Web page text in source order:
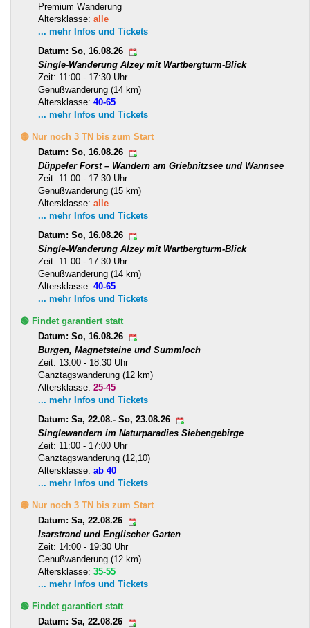
Premium Wanderung
Altersklasse: alle
... mehr Infos und Tickets
Datum: So, 16.08.26
Single-Wanderung Alzey mit Wartbergturm-Blick
Zeit: 11:00 - 17:30 Uhr
Genußwanderung (14 km)
Altersklasse: 40-65
... mehr Infos und Tickets
🟡 Nur noch 3 TN bis zum Start
Datum: So, 16.08.26
Düppeler Forst – Wandern am Griebnitzsee und Wannsee
Zeit: 11:00 - 17:30 Uhr
Genußwanderung (15 km)
Altersklasse: alle
... mehr Infos und Tickets
Datum: So, 16.08.26
Single-Wanderung Alzey mit Wartbergturm-Blick
Zeit: 11:00 - 17:30 Uhr
Genußwanderung (14 km)
Altersklasse: 40-65
... mehr Infos und Tickets
🟢 Findet garantiert statt
Datum: So, 16.08.26
Burgen, Magnetsteine und Summloch
Zeit: 13:00 - 18:30 Uhr
Ganztagswanderung (12 km)
Altersklasse: 25-45
... mehr Infos und Tickets
Datum: Sa, 22.08.- So, 23.08.26
Singlewandern im Naturparadies Siebengebirge
Zeit: 11:00 - 17:00 Uhr
Ganztagswanderung (12,10)
Altersklasse: ab 40
... mehr Infos und Tickets
🟡 Nur noch 3 TN bis zum Start
Datum: Sa, 22.08.26
Isarstrand und Englischer Garten
Zeit: 14:00 - 19:30 Uhr
Genußwanderung (12 km)
Altersklasse: 35-55
... mehr Infos und Tickets
🟢 Findet garantiert statt
Datum: Sa, 22.08.26